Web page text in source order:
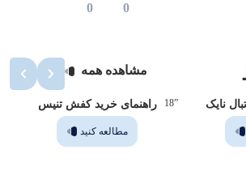
0
0
مشاهده همه
نایک راهنمای خرید کفش تنیس
مطالعه کنید